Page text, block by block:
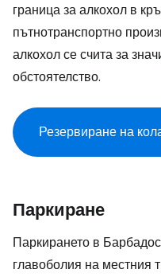
граница за алкохол в
пътнотранспортно
алкохол се счита за
обстоятелство.
Резервиране на
Паркиране
Паркирането в
главоболия на местния